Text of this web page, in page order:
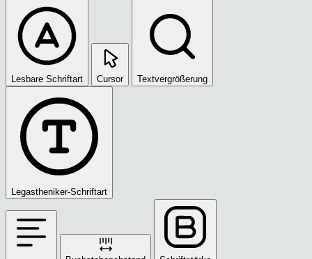
Lesbare Schriftart Cursor Textvergrößerung
Legastheniker-Schriftart